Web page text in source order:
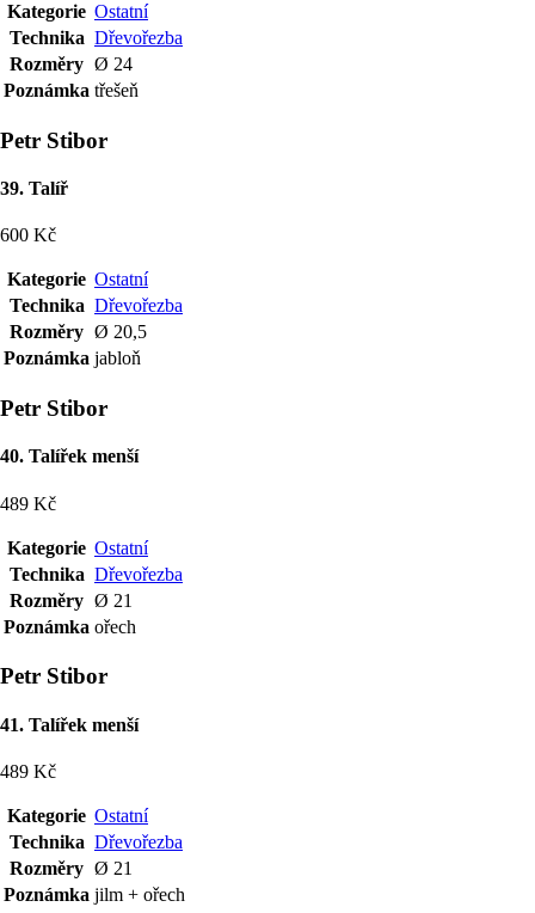
Kategorie Ostatní
Technika Dřevořezba
Rozměry Ø 24
Poznámka třešeň
Petr Stibor
39. Talíř
600 Kč
Kategorie Ostatní
Technika Dřevořezba
Rozměry Ø 20,5
Poznámka jabloň
Petr Stibor
40. Talířek menší
489 Kč
Kategorie Ostatní
Technika Dřevořezba
Rozměry Ø 21
Poznámka ořech
Petr Stibor
41. Talířek menší
489 Kč
Kategorie Ostatní
Technika Dřevořezba
Rozměry Ø 21
Poznámka jilm + ořech